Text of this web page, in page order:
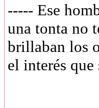
----- Ese
una tonta no
brillaban los
el interés